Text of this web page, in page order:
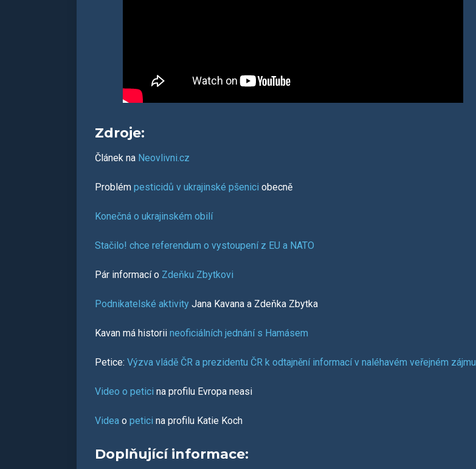
Zdroje:
Článek na Neovlivni.cz
Problém pesticidů v ukrajinské pšenici obecně
Konečná o ukrajinském obilí
Stačilo! chce referendum o vystoupení z EU a NATO
Pár informací o Zdeňku Zbytkovi
Podnikatelské aktivity Jana Kavana a Zdeňka Zbytka
Kavan má historii neoficiálních jednání s Hamásem
Petice: Výzva vládě ČR a prezidentu ČR k odtajnění informací v naléhavém veřejném zájmu.
Video o petici na profilu Evropa neasi
Videa o petici na profilu Katie Koch
Doplňující informace: